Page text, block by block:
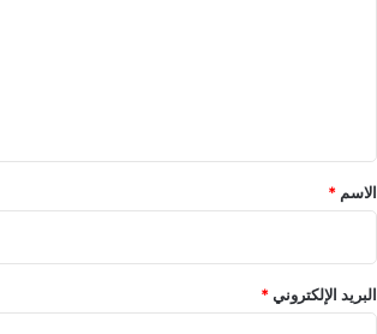
*
الاسم *
البريد الإلكتروني*